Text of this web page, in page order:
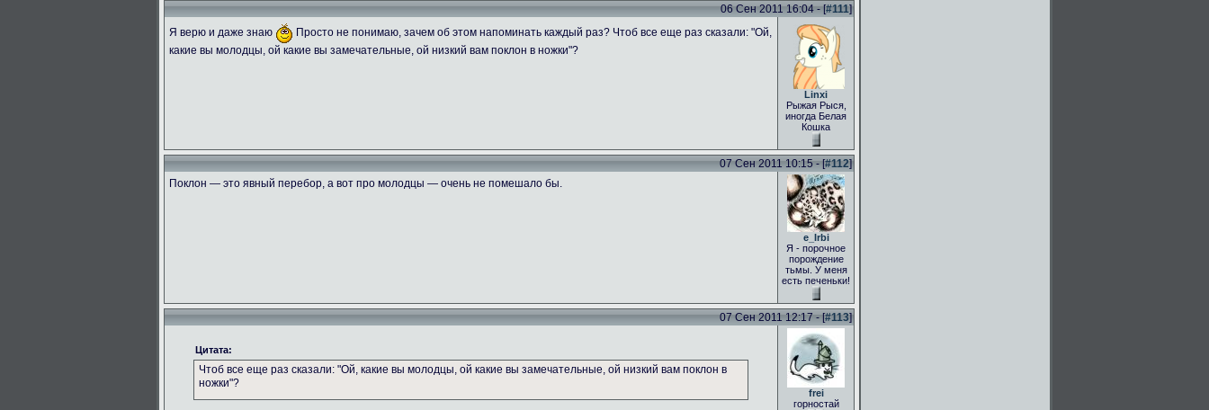
06 Сен 2011 16:04 - [#111]
Я верю и даже знаю
Просто не понимаю, зачем об этом напоминать каждый раз? Чтоб все еще раз сказали: "Ой,
какие вы молодцы, ой какие вы замечательные, ой низкий вам поклон в ножки"?
Linxi
Рыжая Рыся,
иногда Белая
Кошка
07 Сен 2011 10:15 - [#112]
Поклон — это явный перебор, а вот про молодцы — очень не помешало бы.
e_Irbi
Я - порочное
порождение
тьмы. У меня
есть печеньки!
07 Сен 2011 12:17 - [#113]
Цитата:
Чтоб все еще раз сказали: "Ой, какие вы молодцы, ой какие вы замечательные, ой низкий вам поклон в
ножки"?
frei
горностай